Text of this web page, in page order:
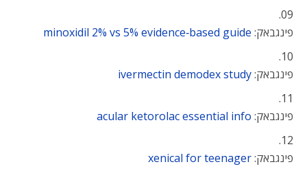
פינגבאק: minoxidil 2% vs 5% evidence‑based guide
פינגבאק:ivermectin demodex study
פינגבאק: acular ketorolac essential info
פינגבאק:xenical for teenager